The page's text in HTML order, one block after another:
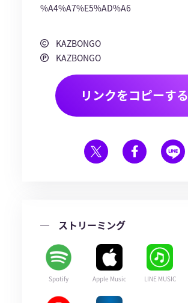
%A4%A7%E5%AD%A6
KAZBONGO
KAZBONGO
リンクをコピーする
ストリーミング
Spotify Apple Music LINE MUSIC